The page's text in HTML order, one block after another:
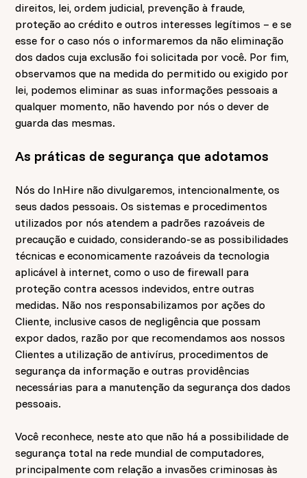
direitos, lei, ordem judicial, prevenção à fraude,
proteção ao crédito e outros interesses legítimos – e se
esse for o caso nós o informaremos da não eliminação
dos dados cuja exclusão foi solicitada por você. Por fim,
observamos que na medida do permitido ou exigido por
lei, podemos eliminar as suas informações pessoais a
qualquer momento, não havendo por nós o dever de
guarda das mesmas.
As práticas de segurança que adotamos
Nós do InHire não divulgaremos, intencionalmente, os
seus dados pessoais. Os sistemas e procedimentos
utilizados por nós atendem a padrões razoáveis de
precaução e cuidado, considerando-se as possibilidades
técnicas e economicamente razoáveis da tecnologia
aplicável à internet, como o uso de firewall para
proteção contra acessos indevidos, entre outras
medidas. Não nos responsabilizamos por ações do
Cliente, inclusive casos de negligência que possam
expor dados, razão por que recomendamos aos nossos
Clientes a utilização de antivírus, procedimentos de
segurança da informação e outras providências
necessárias para a manutenção da segurança dos dados
pessoais.
Você reconhece, neste ato que não há a possibilidade de
segurança total na rede mundial de computadores,
principalmente com relação a invasões criminosas às